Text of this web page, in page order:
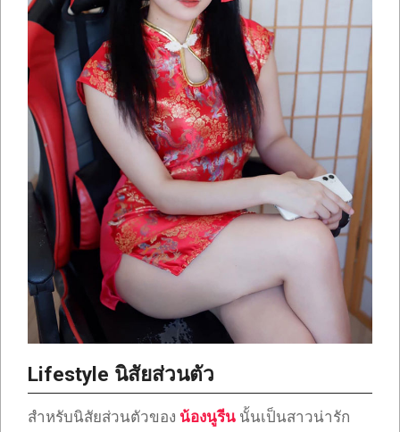
Lifestyle นิสัยส่วนตัว
สำหรับนิสัยส่วนตัวของ น้องนูรีน นั้นเป็นสาวน่ารัก